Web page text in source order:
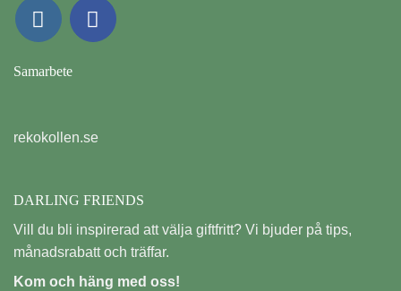
Samarbete
rekokollen.se
DARLING FRIENDS
Vill du bli inspirerad att välja giftfritt? Vi bjuder på tips,
månadsrabatt och träffar.
Kom och häng med oss!